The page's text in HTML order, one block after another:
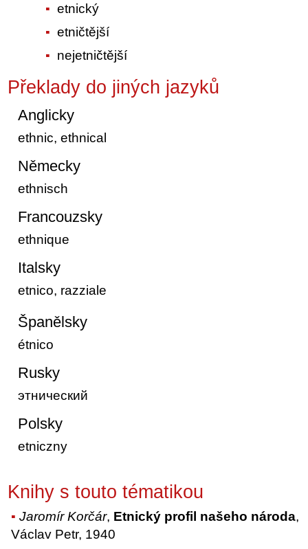
etnický
etničtější
nejetničtější
Překlady do jiných jazyků
Anglicky
ethnic, ethnical
Německy
ethnisch
Francouzsky
ethnique
Italsky
etnico, razziale
Španělsky
étnico
Rusky
этнический
Polsky
etniczny
Knihy s touto tématikou
Jaromír Korčár, Etnický profil našeho národa,
Václav Petr, 1940